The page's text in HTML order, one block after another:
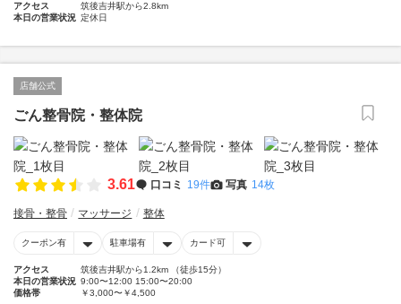
アクセス
筑後吉井駅から2.8km
本日の営業状況 定休日
店舗公式
ごん整骨院・整体院
3.61 口コミ 19件 写真 14枚
接骨・整骨 マッサージ 整体
クーポン有 駐車場有 カード可
アクセス
筑後吉井駅から1.2km （徒歩15分）
本日の営業状況 9:00〜12:00 15:00〜20:00
価格帯
￥3,000〜￥4,500